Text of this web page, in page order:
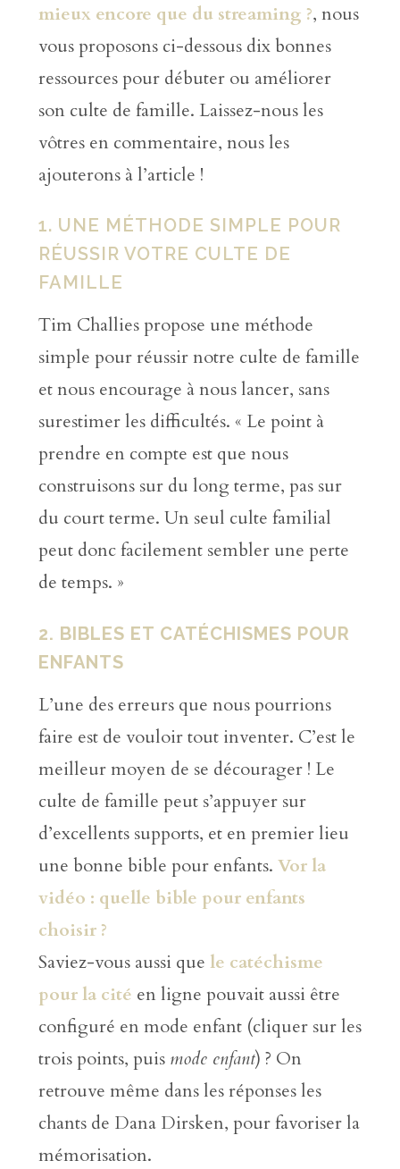
mieux encore que du streaming ?, nous
vous proposons ci-dessous dix bonnes
ressources pour débuter ou améliorer
son culte de famille. Laissez-nous les
vôtres en commentaire, nous les
ajouterons à l’article !
1. UNE MÉTHODE SIMPLE POUR
RÉUSSIR VOTRE CULTE DE
FAMILLE
Tim Challies propose une méthode
simple pour réussir notre culte de famille
et nous encourage à nous lancer, sans
surestimer les difficultés. « Le point à
prendre en compte est que nous
construisons sur du long terme, pas sur
du court terme. Un seul culte familial
peut donc facilement sembler une perte
de temps. »
2. BIBLES ET CATÉCHISMES POUR
ENFANTS
L’une des erreurs que nous pourrions
faire est de vouloir tout inventer. C’est le
meilleur moyen de se décourager ! Le
culte de famille peut s’appuyer sur
d’excellents supports, et en premier lieu
une bonne bible pour enfants. Vor la
vidéo : quelle bible pour enfants
choisir ?
Saviez-vous aussi que le catéchisme
pour la cité en ligne pouvait aussi être
configuré en mode enfant (cliquer sur les
trois points, puis mode enfant) ? On
retrouve même dans les réponses les
chants de Dana Dirsken, pour favoriser la
mémorisation.